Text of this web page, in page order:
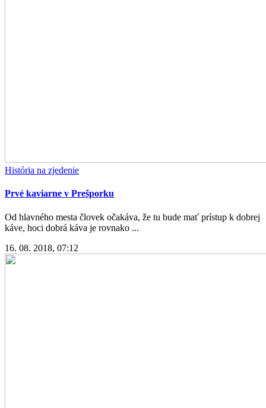
História na zjedenie
Prvé kaviarne v Prešporku
Od hlavného mesta človek očakáva, že tu bude mať prístup k dobrej
káve, hoci dobrá káva je rovnako ...
16. 08. 2018, 07:12